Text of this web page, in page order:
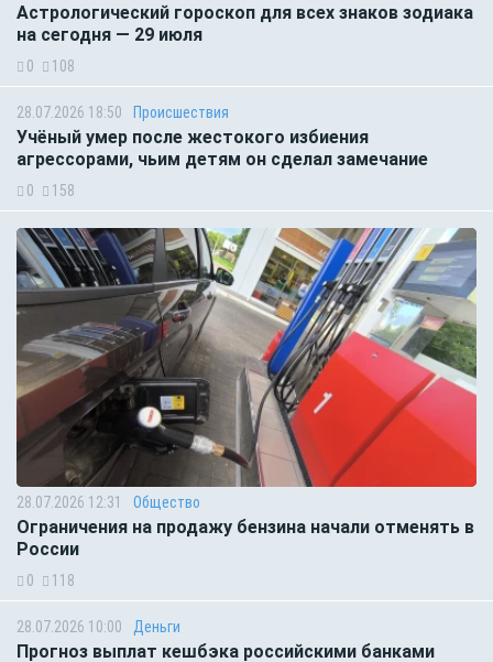
Астрологический гороскоп для всех знаков зодиака
на сегодня — 29 июля
0 108
28.07.2026 18:50 Происшествия
Учёный умер после жестокого избиения
агрессорами, чьим детям он сделал замечание
0 158
28.07.2026 12:31 Общество
Ограничения на продажу бензина начали отменять в
России
0 118
28.07.2026 10:00 Деньги
Прогноз выплат кешбэка российскими банками